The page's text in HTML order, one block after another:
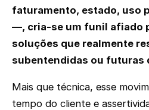
faturamento, estado, uso
—, cria-se um funil afiado
soluções que realmente
subentendidas ou futuras
Mais que técnica, esse
tempo do cliente e